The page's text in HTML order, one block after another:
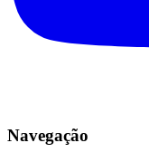
Navegação